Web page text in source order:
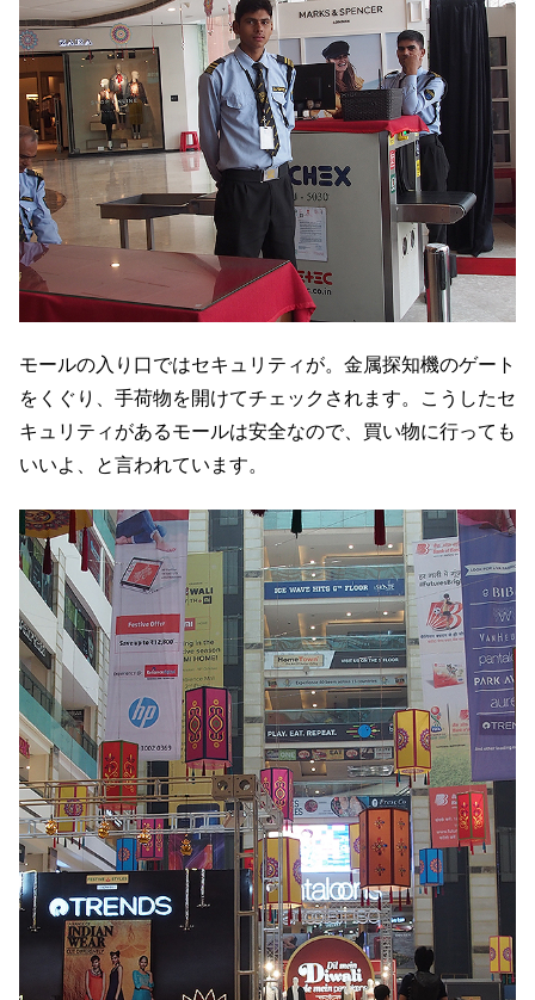
モールの入り口ではセキュリティが。金属探知機のゲート
をくぐり、手荷物を開けてチェックされます。こうしたセ
キュリティがあるモールは安全なので、買い物に行っても
いいよ、と言われています。